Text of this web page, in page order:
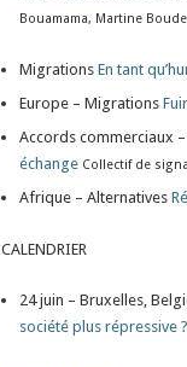
Bouamama, Martine
Migrations En tant
Europe – Migrations
Accords commerciaux
échange Collectif de
Afrique – Alternatives
CALENDRIER
24 juin – Bruxelles,
société plus répressive ?